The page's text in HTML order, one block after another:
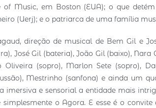
of Music, em Boston (EUA); o que
(Uerj); e o patriarca de uma família
direção de musical de Bem Gil e
José Gil (bateria), João Gil (baixo), Nara
Oliveira (sopro), Marlon Sete (sopro),
Mestrinho (sanfona) e ainda um
imersiva e sensorial a entidade mais
o Agora. E esse é o